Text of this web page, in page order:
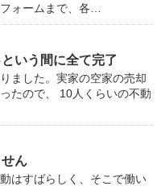
ォームまで、各…
いう間に全て完了
ました。実家の空家の売却
たので、 10人くらいの不動
ん
はすばらしく、そこで働い